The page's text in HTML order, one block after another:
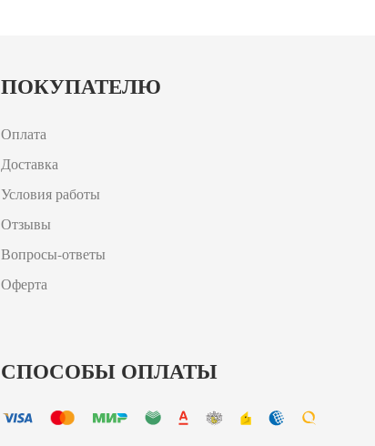
ПОКУПАТЕЛЮ
Оплата
Доставка
Условия работы
Отзывы
Вопросы-ответы
Оферта
СПОСОБЫ ОПЛАТЫ